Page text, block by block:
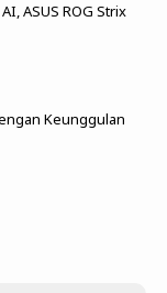
ASUS ROG Strix
Keunggulan